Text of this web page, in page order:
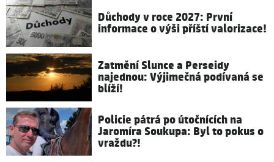
Důchody v roce 2027: První
informace o výši příští valorizace!
Zatmění Slunce a Perseidy
najednou: Výjimečná podívaná se
blíží!
Policie pátrá po útočnících na
Jaromíra Soukupa: Byl to pokus o
vraždu?!